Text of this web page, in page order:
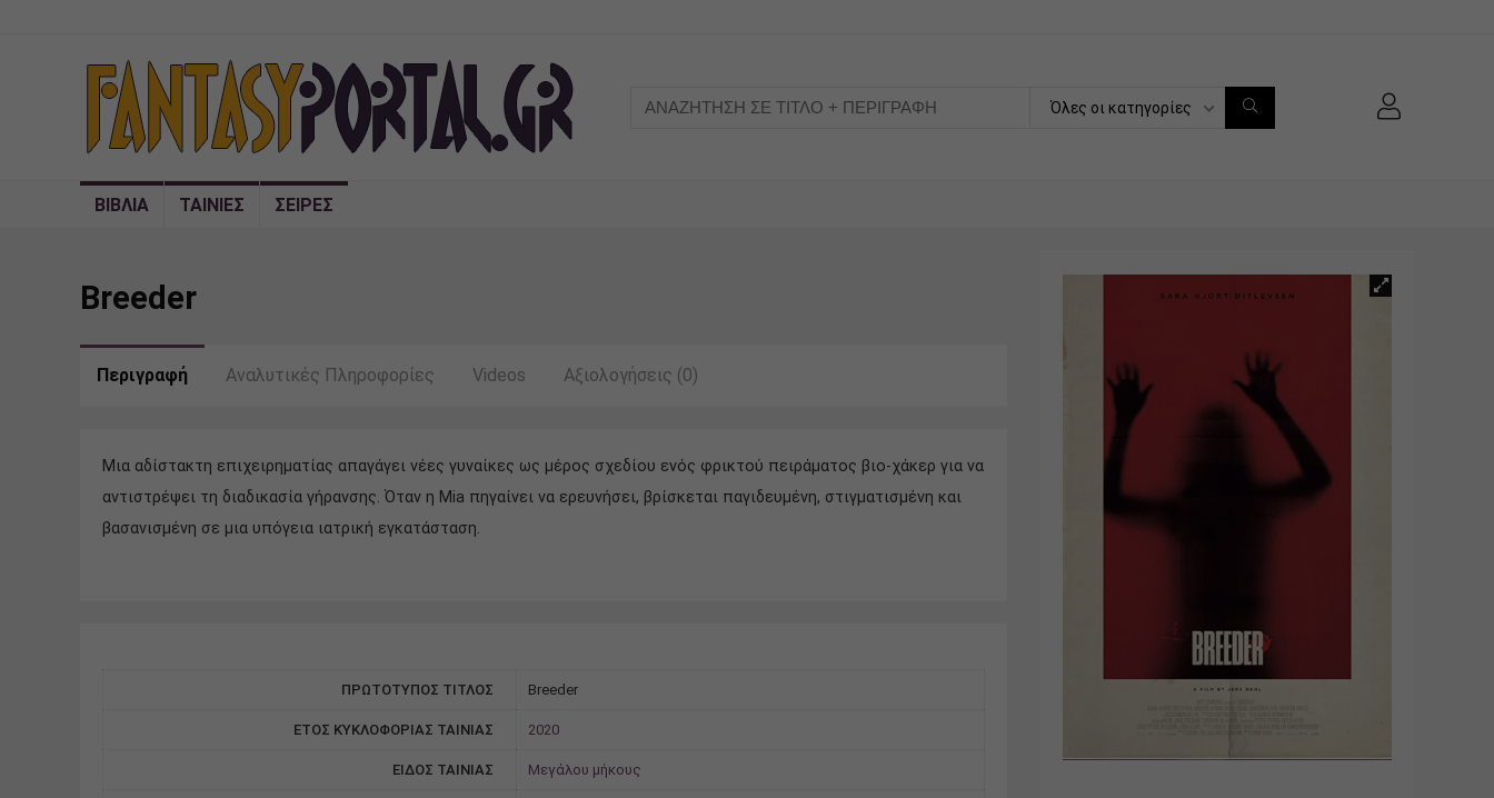
Όλες οι κατηγορίες
ΒΙΒΛΙΑ ΤΑΙΝΙΕΣ ΣΕΙΡΕΣ
Breeder
Περιγραφή Αναλυτικές Πληροφορίες Videos Αξιολογήσεις (0)
Μια αδίστακτη επιχειρηματίας απαγάγει νέες γυναίκες ως μέρος σχεδίου ενός φρικτού πειράματος βιο-χάκερ για να
αντιστρέψει τη διαδικασία γήρανσης. Όταν η Mia πηγαίνει να ερευνήσει, βρίσκεται παγιδευμένη, στιγματισμένη και
βασανισμένη σε μια υπόγεια ιατρική εγκατάσταση.
ΠΡΩΤΟΤΥΠΟΣ ΤΙΤΛΟΣ Breeder
ΕΤΟΣ ΚΥΚΛΟΦΟΡΙΑΣ ΤΑΙΝΙΑΣ 2020
ΕΙΔΟΣ ΤΑΙΝΙΑΣ Μεγάλου μήκους